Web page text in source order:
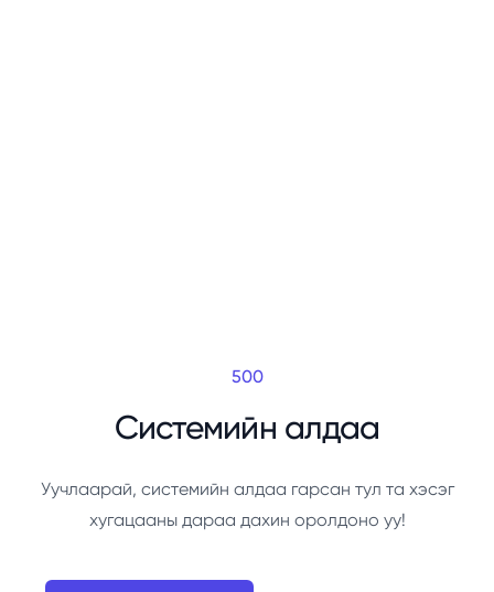
500
Системийн алдаа
Уучлаарай, системийн алдаа гарсан тул та хэсэг
хугацааны дараа дахин оролдоно уу!